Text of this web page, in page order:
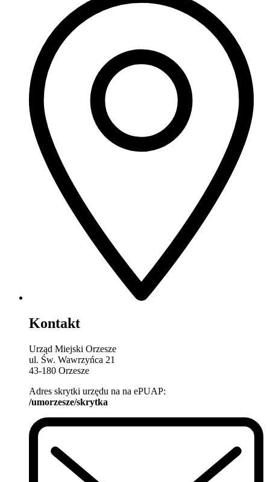
Kontakt
Urząd Miejski Orzesze
ul. Św. Wawrzyńca 21
43-180 Orzesze
Adres skrytki urzędu na na ePUAP:
/umorzesze/skrytka